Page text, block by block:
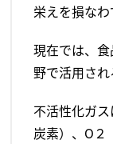
栄えを損なわ
現在では、
野で活用され
不活性化ガ
炭素）、O２